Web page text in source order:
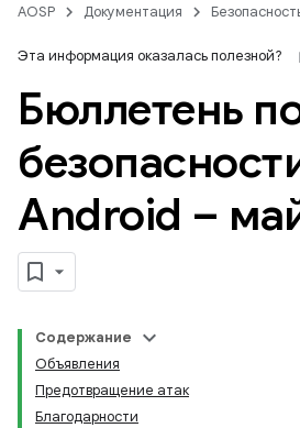
AOSP Документация
Эта информация оказалась полезной?
Бюллетень
Android –
Содержание
Объявления
Предотвращение атак
Благодарности